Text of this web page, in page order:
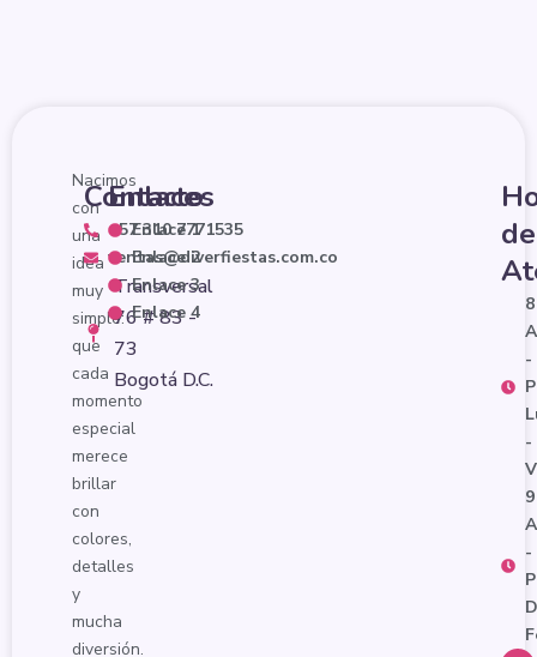
Nacimos
con
una
idea
muy
simple:
que
cada
momento
especial
merece
brillar
con
colores,
detalles
y
mucha
diversión.
Contacto
‪+57 310 7771535‬
ventas@diverfiestas.com.co
Transversal
76 # 83 -
73
Bogotá D.C.
Enlaces
Enlace 1
Enlace 2
Enlace 3
Enlace 4
de
8
-
-
9
-